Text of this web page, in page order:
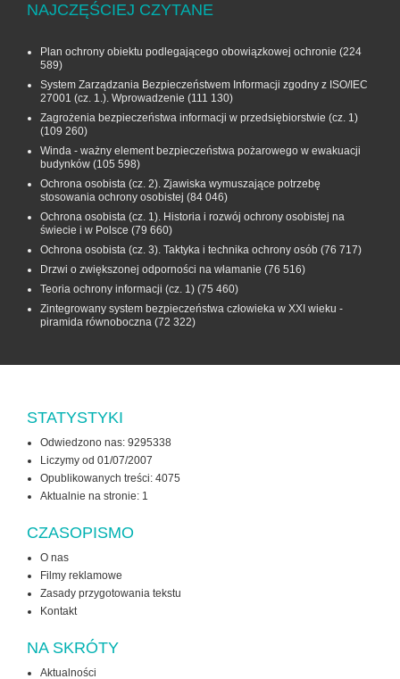
NAJCZĘŚCIEJ CZYTANE
Plan ochrony obiektu podlegającego obowiązkowej ochronie (224
589)
System Zarządzania Bezpieczeństwem Informacji zgodny z ISO/IEC
27001 (cz. 1.). Wprowadzenie (111 130)
Zagrożenia bezpieczeństwa informacji w przedsiębiorstwie (cz. 1)
(109 260)
Winda - ważny element bezpieczeństwa pożarowego w ewakuacji
budynków (105 598)
Ochrona osobista (cz. 2). Zjawiska wymuszające potrzebę
stosowania ochrony osobistej (84 046)
Ochrona osobista (cz. 1). Historia i rozwój ochrony osobistej na
świecie i w Polsce (79 660)
Ochrona osobista (cz. 3). Taktyka i technika ochrony osób (76 717)
Drzwi o zwiększonej odporności na włamanie (76 516)
Teoria ochrony informacji (cz. 1) (75 460)
Zintegrowany system bezpieczeństwa człowieka w XXI wieku -
piramida równoboczna (72 322)
STATYSTYKI
Odwiedzono nas: 9295338
Liczymy od 01/07/2007
Opublikowanych treści: 4075
Aktualnie na stronie: 1
CZASOPISMO
O nas
Filmy reklamowe
Zasady przygotowania tekstu
Kontakt
NA SKRÓTY
Aktualności